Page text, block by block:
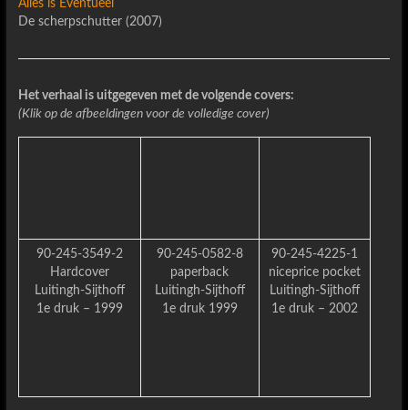
Alles is Eventueel
De scherpschutter (2007)
Het verhaal is uitgegeven met de volgende covers:
(Klik op de afbeeldingen voor de volledige cover)
90-245-3549-2
Hardcover
Luitingh-Sijthoff
1e druk – 1999
90-245-0582-8
paperback
Luitingh-Sijthoff
1e druk 1999
90-245-4225-1
niceprice pocket
Luitingh-Sijthoff
1e druk – 2002